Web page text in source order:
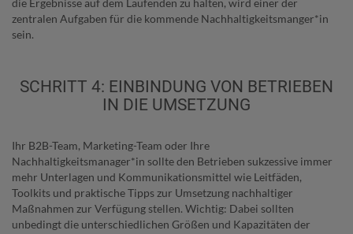
die Ergebnisse auf dem Laufenden zu halten, wird einer der
zentralen Aufgaben für die kommende Nachhaltigkeitsmanger*in
sein.
SCHRITT 4: EINBINDUNG VON BETRIEBEN
IN DIE UMSETZUNG
Ihr B2B-Team, Marketing-Team oder Ihre
Nachhaltigkeitsmanager*in sollte den Betrieben sukzessive immer
mehr Unterlagen und Kommunikationsmittel wie Leitfäden,
Toolkits und praktische Tipps zur Umsetzung nachhaltiger
Maßnahmen zur Verfügung stellen. Wichtig: Dabei sollten
unbedingt die unterschiedlichen Größen und Kapazitäten der